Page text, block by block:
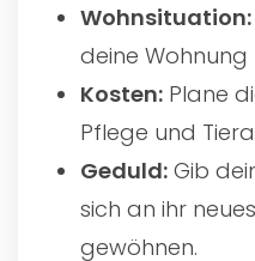
Wohnsituation:
deine
Kosten: Plane
Pflege und
Geduld: Gib
sich an ihr
gewöhnen.